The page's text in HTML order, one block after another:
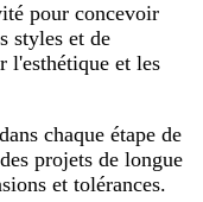
pour concevoir
styles et de
l'esthétique et les
chaque étape de
projets de longue
et tolérances.